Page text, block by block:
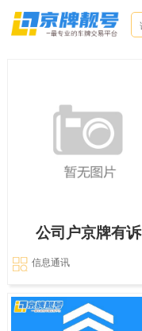
公司户京牌有诉
信息通讯